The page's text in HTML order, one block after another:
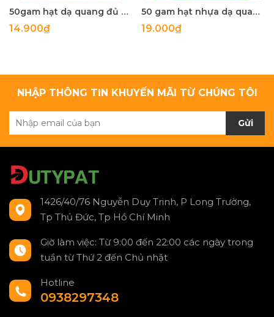
50gam hạt dạ quang đủ màu 6mm, 8mm, 10mm, 12mm, hạt nhựa tròn
14.900₫
50 gam hạt nhựa dạ quang tròn đủ size 4mm, 5mm, 6mm, 8mm, 10mm, 12mm, 14mm, 16mm ,18mm , 10mm, 22mm, 25mm
19.000₫
NHẬP THÔNG TIN KHUYẾN MÃI TỪ CHÚNG TÔI
Gửi
1426/40/76 Nguyễn Duy Trinh, P Long Trường,
Tp Thủ Đức, Tp Hồ Chí Minh
Giờ làm việc: Từ 9:00 đến 22:00 các ngày trong
tuần từ Thứ 2 đến Chủ nhật
Hotline
0938297348